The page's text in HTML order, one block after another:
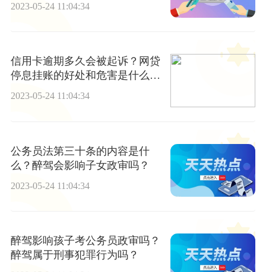
2023-05-24 11:04:34
信用卡逾期多久会被起诉？网贷
停息挂账的好处和危害是什么？-
环球最资讯
2023-05-24 11:04:34
公务员法第三十条的内容是什
么？醉驾会影响子女政审吗？
2023-05-24 11:04:34
醉驾影响孩子考公务员政审吗？
醉驾属于刑事犯罪行为吗？